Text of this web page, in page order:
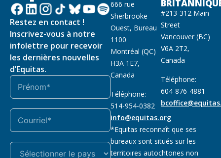
Restez en contact !
Inscrivez-vous à notre
infolettre pour recevoir
les dernières nouvelles
d’Equitas.
666 rue
Sherbrooke
Ouest, Bureau
1100
Montréal (QC)
H3A 1E7,
Canada
Téléphone:
514-954-0382
info@equitas.org
#213-312 Main
Street
Vancouver (BC)
V6A 2T2,
Canada
Téléphone:
604-876-4881
*Equitas reconnaît que ses
bureaux sont situés sur les
territoires autochtones non